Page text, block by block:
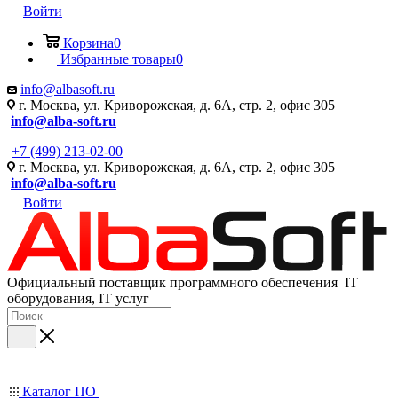
Войти
Корзина0
Избранные товары0
info@albasoft.ru
г. Москва, ул. Криворожская, д. 6А, стр. 2, офис 305
info@alba-soft.ru
+7 (499) 213-02-00
г. Москва, ул. Криворожская, д. 6А, стр. 2, офис 305
info@alba-soft.ru
Войти
Официальный поставщик программного обеспечения IT
оборудования, IT услуг
Каталог ПО